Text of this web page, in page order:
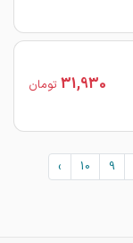
31,930 تومان
9
10
›